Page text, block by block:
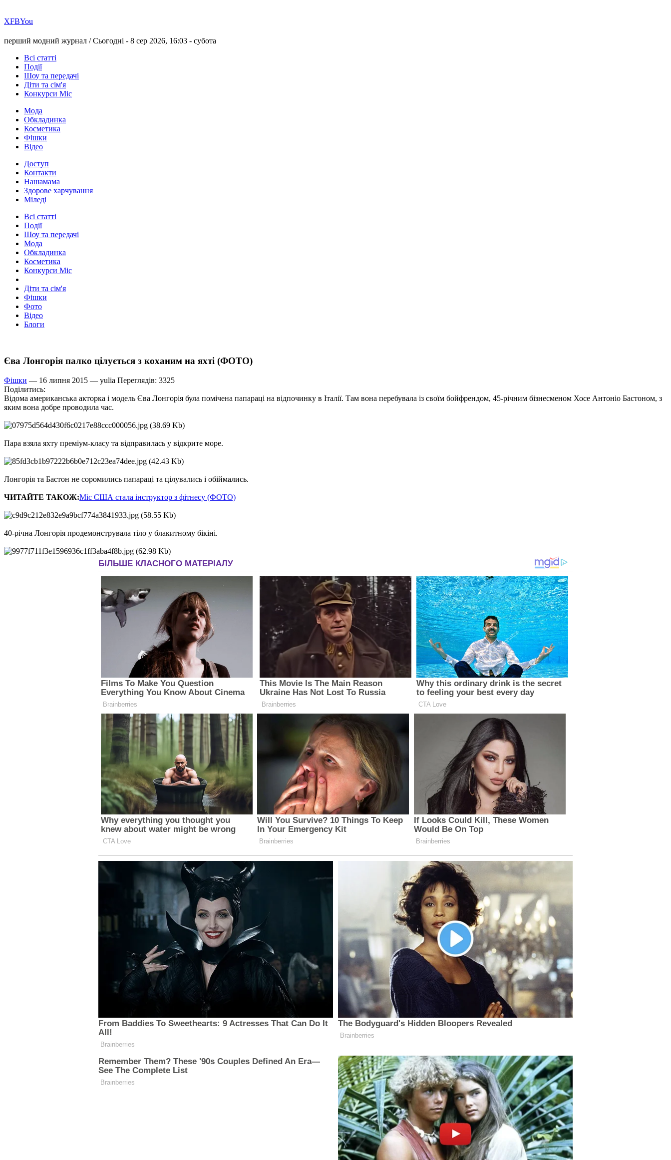
ХFBYou
перший модний журнал /Сьогодні - 8 сер 2026, 16:03 - субота
Всі статті
Події
Шоу та передачі
Діти та сім'я
Конкурси Міс
Мода
Обкладинка
Косметика
Фішки
Відео
Доступ
Контакти
Нашамама
Здорове харчування
Міледі
Всі статті
Події
Шоу та передачі
Мода
Обкладинка
Косметика
Конкурси Міс
Діти та сім'я
Фішки
Фото
Відео
Блоги
Єва Лонгорія палко цілується з коханим на яхті (ФОТО)
Фішки — 16 липня 2015 — yulia Переглядів: 3325
Поділитись:
Відома американська акторка і модель Єва Лонгорія була помічена папараці на відпочинку в Італії. Там вона перебувала із своїм бойфрендом, 45-річним бізнесменом Хосе Антоніо Бастоном, з
яким вона добре проводила час.
Пара взяла яхту преміум-класу та відправилась у відкрите море.
Лонгорія та Бастон не соромились папараці та цілувались і обіймались.
ЧИТАЙТЕ ТАКОЖ:Міс США стала інструктор з фітнесу (ФОТО)
40-річна Лонгорія продемонструвала тіло у блакитному бікіні.